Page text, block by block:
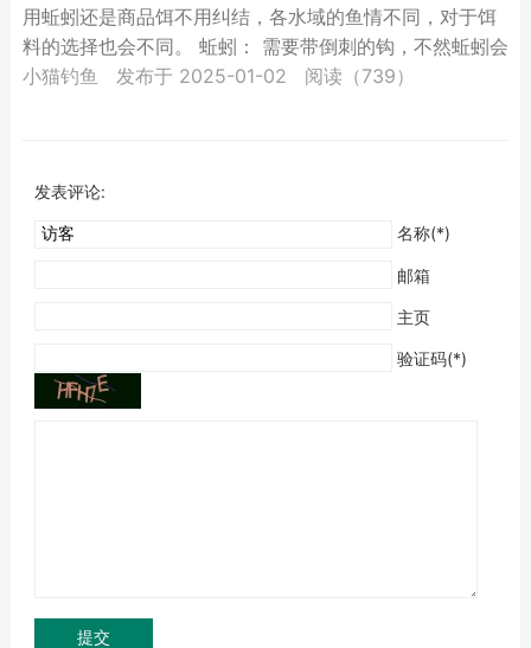
用蚯蚓还是商品饵不用纠结，各水域的鱼情不同，对于饵
料的选择也会不同。 蚯蚓： 需要带倒刺的钩，不然蚯蚓会
脱落。要让鱼儿多吃一会，浮漂信号顶漂或黑漂时 扬竿为
小猫钓鱼 发布于 2025-01-02 阅读（739）
发表评论:
名称(*)
邮箱
主页
验证码(*)